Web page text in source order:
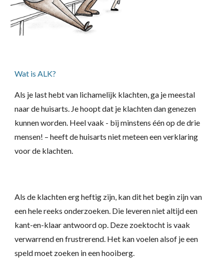
Wat is ALK?
Als je last hebt van lichamelijk klachten, ga je meestal
naar de huisarts. Je hoopt dat je klachten dan genezen
kunnen worden. Heel vaak - bij minstens één op de drie
mensen! –heeft de huisarts niet meteen een verklaring
voor de klachten.
Als de klachten erg heftig zijn, kan dithet begin zijn van
een hele reeks onderzoeken. Die leveren nietaltijdeen
kant-en-klaar antwoord op. Deze zoektocht is vaak
verwarrend en frustrerend. Het kan voelen alsof je een
speld moet zoeken in een hooiberg.